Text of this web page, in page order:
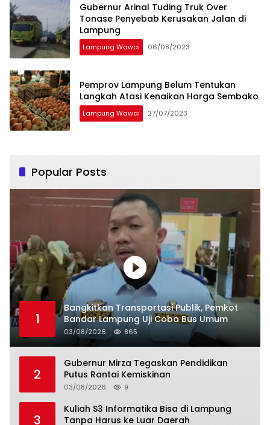
Gubernur Arinal Tuding Truk Over
Tonase Penyebab Kerusakan Jalan di
Lampung
Lampung Wawai 06/08/2023
Pemprov Lampung Belum Tentukan
Langkah Atasi Kenaikan Harga Sembako
Lampung Wawai 27/07/2023
Popular Posts
1
Bangkitkan Transportasi Publik, Pemkot
Bandar Lampung Uji Coba Bus Umum
03/08/2026 865
2
Gubernur Mirza Tegaskan Pendidikan
Putus Rantai Kemiskinan
03/08/2026 9
3
Kuliah S3 Informatika Bisa di Lampung
Tanpa Harus ke Luar Daerah